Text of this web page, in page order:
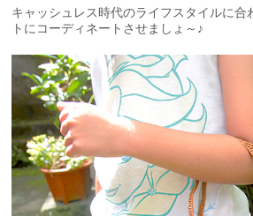
キャッシュレス時代のライフスタイルに合
トにコーディネートさせましょ～♪